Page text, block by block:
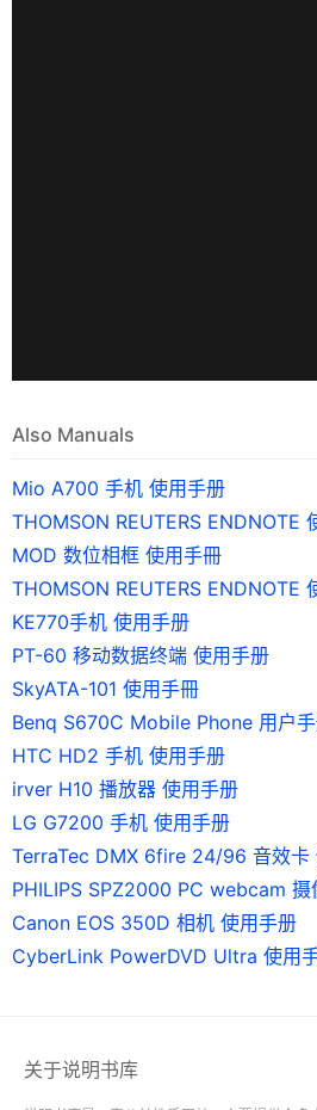
Also Manuals
Mio A700 手机 使用手册
THOMSON REUTERS ENDNOTE
MOD 数位相框 使用手冊
THOMSON REUTERS ENDNOTE
KE770手机 使用手册
PT-60 移动数据终端 使用手册
SkyATA-101 使用手冊
Benq S670C Mobile Phone 用户
HTC HD2 手机 使用手册
irver H10 播放器 使用手册
LG G7200 手机 使用手册
TerraTec DMX 6fire 24/96 音效卡
PHILIPS SPZ2000 PC webcam 摄
Canon EOS 350D 相机 使用手册
CyberLink PowerDVD Ultra 使用
关于说明书库